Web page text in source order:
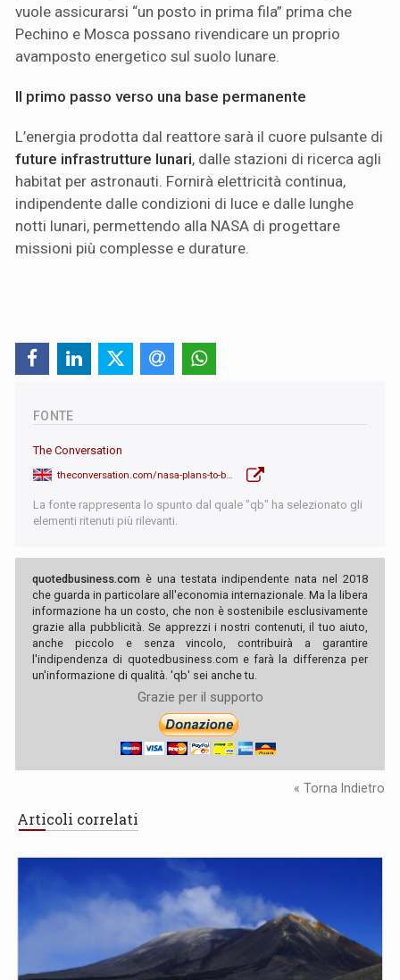
vuole assicurarsi “un posto in prima fila” prima che
Pechino e Mosca possano rivendicare un proprio
avamposto energetico sul suolo lunare.
Il primo passo verso una base permanente
L’energia prodotta dal reattore sarà il cuore pulsante di
future infrastrutture lunari, dalle stazioni di ricerca agli
habitat per astronauti. Fornirà elettricità continua,
indipendente dalle condizioni di luce e dalle lunghe
notti lunari, permettendo alla NASA di progettare
missioni più complesse e durature.
FONTE
The Conversation
La fonte rappresenta lo spunto dal quale "qb" ha selezionato gli
elementi ritenuti più rilevanti.
quotedbusiness.com è una testata indipendente nata nel 2018
che guarda in particolare all'economia internazionale. Ma la libera
informazione ha un costo, che non è sostenibile esclusivamente
grazie alla pubblicità. Se apprezzi i nostri contenuti, il tuo aiuto,
anche piccolo e senza vincolo, contribuirà a garantire
l'indipendenza di quotedbusiness.com e farà la differenza per
un'informazione di qualità. 'qb' sei anche tu.
Grazie per il supporto
« Torna Indietro
Articoli correlati